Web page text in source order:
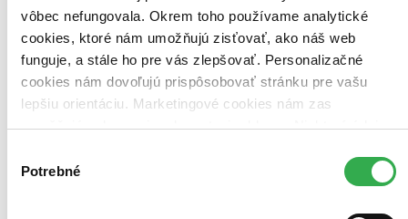
vôbec nefungovala. Okrem toho používame analytické
cookies, ktoré nám umožňujú zisťovať, ako náš web
funguje, a stále ho pre vás zlepšovať. Personalizačné
cookies nám dovoľujú prispôsobovať stránku pre vašu
lepšiu orientáciu. Marketingové cookies nám zas
umožňujú zobrazenie relevantnej reklamy. Niektoré údaje
keby sme mohli používať všetky tieto cookies. Ďakujeme!
súhlasu
Potrebné
Novinky
Najdrahšie
Najlacnejšie
Najvyššia zľava